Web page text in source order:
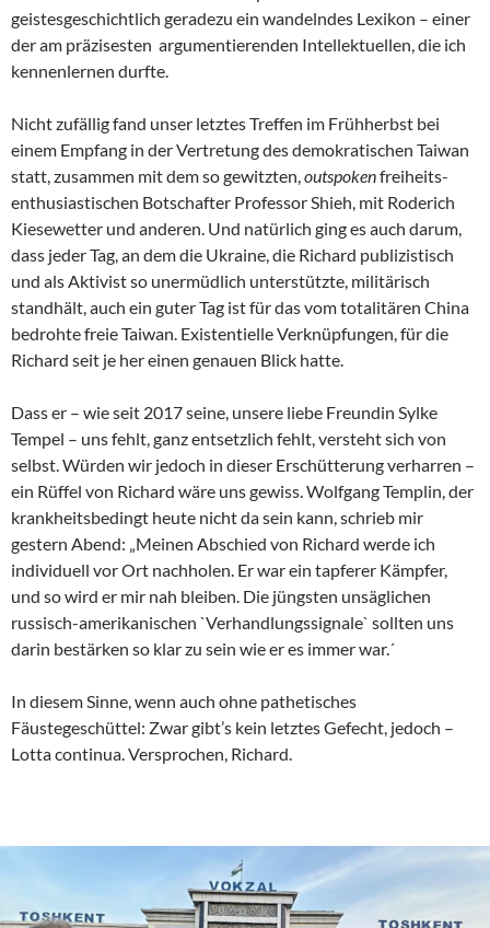
geistesgeschichtlich geradezu ein wandelndes Lexikon – einer
der am präzisesten argumentierenden Intellektuellen, die ich
kennenlernen durfte.
Nicht zufällig fand unser letztes Treffen im Frühherbst bei
einem Empfang in der Vertretung des demokratischen Taiwan
statt, zusammen mit dem so gewitzten,outspokenfreiheits-
enthusiastischen Botschafter Professor Shieh, mit Roderich
Kiesewetter und anderen. Und natürlich ging es auch darum,
dass jeder Tag, an dem die Ukraine, die Richard publizistisch
und als Aktivist so unermüdlich unterstützte, militärisch
standhält, auch ein guter Tag ist für das vom totalitären China
bedrohte freie Taiwan. Existentielle Verknüpfungen, für die
Richard seit je her einen genauen Blick hatte.
Dass er – wie seit 2017 seine, unsere liebe Freundin Sylke
Tempel – uns fehlt, ganz entsetzlich fehlt, versteht sich von
selbst. Würden wir jedoch in dieser Erschütterung verharren –
ein Rüffel von Richard wäre uns gewiss. Wolfgang Templin, der
krankheitsbedingt heute nicht da sein kann, schrieb mir
gestern Abend: „Meinen Abschied von Richard werde ich
individuell vor Ort nachholen. Er war ein tapferer Kämpfer,
und so wird er mir nah bleiben. Die jüngsten unsäglichen
russisch-amerikanischen `Verhandlungssignale` sollten uns
darin bestärken so klar zu sein wie er es immer war.´
In diesem Sinne, wenn auch ohne pathetisches
Fäustegeschüttel: Zwar gibt’s kein letztes Gefecht, jedoch –
Lotta continua. Versprochen, Richard.